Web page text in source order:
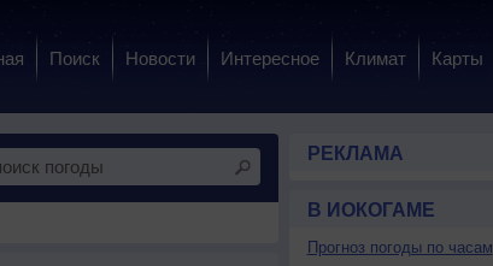
Поиск Новости Интересное Климат Карты
РЕКЛАМА
В ИОКОГАМЕ
Прогноз погоды по часам